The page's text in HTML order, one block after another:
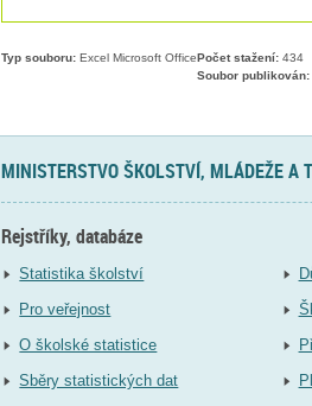
Typ souboru: Excel Microsoft Office Počet stažení: 434
Soubor publikován:
MINISTERSTVO ŠKOLSTVÍ, MLÁDEŽE A
Rejstříky, databáze
Statistika školství
Pro veřejnost
O školské statistice
Sběry statistických dat